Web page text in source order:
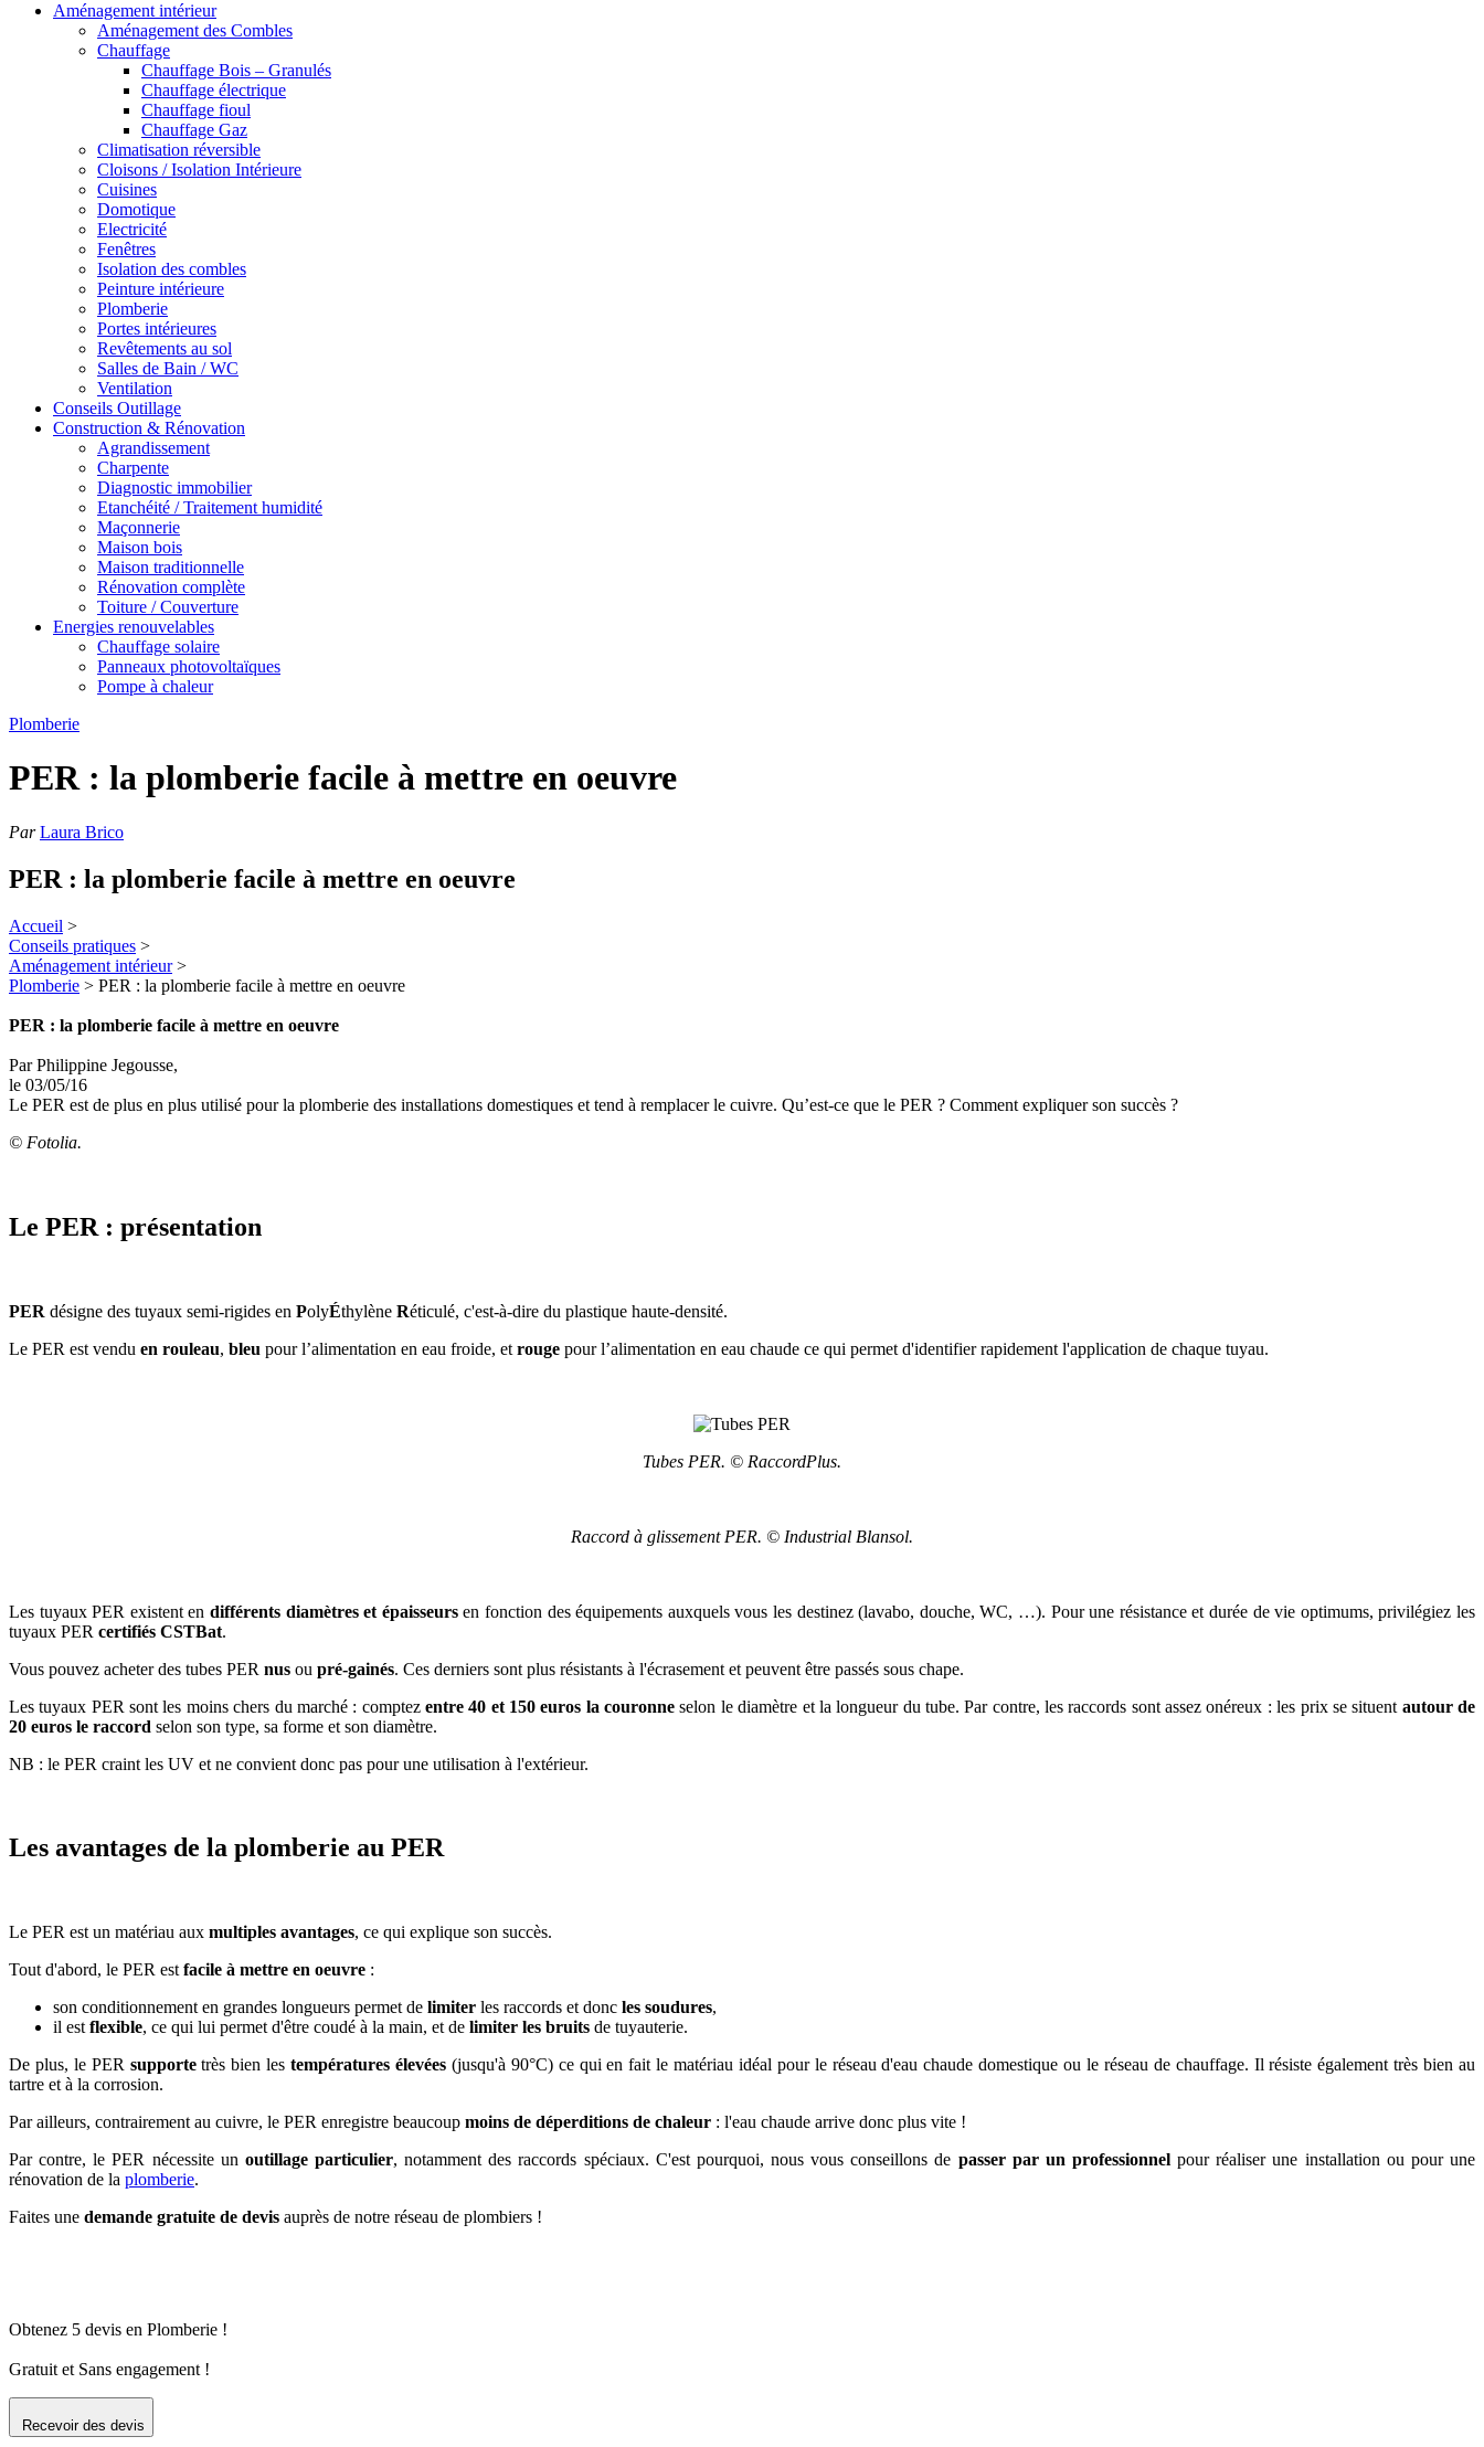
Aménagement intérieur
Aménagement des Combles
Chauffage
Chauffage Bois – Granulés
Chauffage électrique
Chauffage fioul
Chauffage Gaz
Climatisation réversible
Cloisons / Isolation Intérieure
Cuisines
Domotique
Electricité
Fenêtres
Isolation des combles
Peinture intérieure
Plomberie
Portes intérieures
Revêtements au sol
Salles de Bain / WC
Ventilation
Conseils Outillage
Construction & Rénovation
Agrandissement
Charpente
Diagnostic immobilier
Etanchéité / Traitement humidité
Maçonnerie
Maison bois
Maison traditionnelle
Rénovation complète
Toiture / Couverture
Energies renouvelables
Chauffage solaire
Panneaux photovoltaïques
Pompe à chaleur
Plomberie
PER : la plomberie facile à mettre en oeuvre
Par Laura Brico
PER : la plomberie facile à mettre en oeuvre
Accueil >
Conseils pratiques >
Aménagement intérieur>
Plomberie > PER : la plomberie facile à mettre en oeuvre
PER : la plomberie facile à mettre en oeuvre
Par Philippine Jegousse,
le 03/05/16
Le PER est de plus en plus utilisé pour la plomberie des installations domestiques et tend à remplacer le cuivre. Qu’est-ce que le PER ? Comment expliquer son succès ?
© Fotolia.
Le PER : présentation
PER désigne des tuyaux semi-rigides en PolyÉthylène Réticulé, c'est-à-dire du plastique haute-densité.
Le PER est vendu en rouleau, bleu pour l’alimentation en eau froide, et rouge pour l’alimentation en eau chaude ce qui permet d'identifier rapidement l'application de chaque tuyau.
Tubes PER. © RaccordPlus.
Raccord à glissement PER. © Industrial Blansol.
Les tuyaux PER existent en différents diamètres et épaisseursen fonction des équipements auxquels vous les destinez (lavabo, douche, WC, …). Pour une résistance et durée de vie optimums, privilégiez les
tuyaux PER certifiés CSTBat.
Vous pouvez acheter des tubes PER nus ou pré-gainés. Ces derniers sont plus résistants à l'écrasement et peuvent être passés sous chape.
Les tuyaux PER sont les moins chers du marché : comptez entre 40 et 150 euros la couronne selon le diamètre et la longueur du tube. Par contre, les raccords sont assez onéreux : les prix se situent autour de
20 euros le raccord selon son type, sa forme et son diamètre.
NB : le PER craint les UV et ne convient donc pas pour une utilisation à l'extérieur.
Les avantages de la plomberie au PER
Le PER est un matériau aux multiples avantages, ce qui explique son succès.
Tout d'abord, le PER est facile à mettre en oeuvre :
son conditionnement en grandes longueurs permet de limiter les raccords et donc les soudures,
il est flexible, ce qui lui permet d'être coudé à la main, et de limiter les bruits de tuyauterie.
De plus, le PER supportetrès bien lestempératures élevées(jusqu'à 90°C) ce qui en fait le matériau idéal pour le réseau d'eau chaude domestique ou le réseau de chauffage. Il résiste également très bien au
tartre et à la corrosion.
Par ailleurs, contrairement au cuivre, le PER enregistre beaucoup moins de déperditions de chaleur : l'eau chaude arrive donc plus vite !
Par contre, le PER nécessite un outillage particulier, notamment des raccords spéciaux. C'est pourquoi, nous vous conseillons de passer par un professionnel pour réaliser une installation ou pour une
rénovation de la plomberie.
Faites une demande gratuite de devis auprès de notre réseau de plombiers !
Obtenez 5 devis en Plomberie !
Gratuit et Sans engagement !
Recevoir des devis